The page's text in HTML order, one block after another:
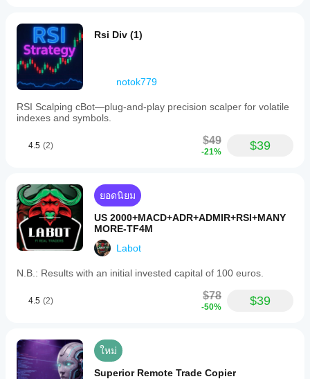
ตัวอย่างเช่น หากคุณหยุดบอทระหว่างทาง หลังจากรี
สตาร์ท Initial Equity Drawdown จะไม่อยู่ที่ 95,000,-
ตามตัวอย่างข้างต้น แต่จะถูกกำหนดใหม่ตามยอดเงิน
ปัจจุบัน
คิดถึง buffer บ้างเนื่องจากเหตุการณ์ตลาดที่ไม่คาดคิด
อัลกอริทึมไม่สามารถหยุดได้แม่นยำถึงสตางค์
ขึ้นอยู่กับระดับหยุดที่ถึงก่อน บอทจะหยุดและปิด
ตำแหน่งทั้งหมดโดยอัตโนมัติ เช่นเดียวกับเป้าหมาย
กำไร
100k คือจำนวนล็อตสูงสุดที่คุณใช้เพื่อหลีกเลี่ยงการ
ทำลายการลดลงรายวัน 5,000,- Max Balance DD ต่ำ
กว่า 13,000,- ดังนั้น Max Drawdown 10,000,- ถูก
ทำลายอย่างน้อยหนึ่งครั้ง
ด้วย 0.3 ล็อต Max Balance DD และ Daily DD ไม่ถูก
ทำลายใน backtest เพราะ Daily DD ต่ำกว่า 3100,-
ใจเองว่าคุณรับความเสี่ยงเท่าไหร่
แน่นอน คุณสามารถใช้กับโบรกเกอร์ใดก็ได้ บริษัท
prop trading หรือกับทุนของคุณเองและสัญลักษณ์อื่นๆ
อย่าลืมเปลี่ยนชื่อสัญลักษณ์ของโบรกเกอร์อื่นหาก
Nasdaq มีชื่อแตกต่างกัน
Rsi Div (1)
notok779
RSI Scalping cBot—plug‑and‑play precision scalper for volatile
indexes and symbols.
4.5 (2) $49
-21% $39
ยอดนิยม
US 2000+MACD+ADR+ADMIR+RSI+MANY
MORE-TF4M
Labot
N.B.: Results with an initial invested capital of 100 euros.
4.5 (2) $78
-50% $39
ใหม่
Superior Remote Trade Copier